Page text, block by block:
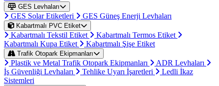
GES Levhaları
GES Solar Etiketleri GES Güneş Enerji Levhaları
Kabartmalı PVC Etiket
Kabartmalı Tekstil Etiket
Kabartmalı Termos Etiket
Kabartmalı Kupa Etiket
Kabartmalı Şişe Etiket
Trafik Otopark Ekipmanları
Plastik ve Metal Trafik Otopark Ekipmanları
ADR Levhaları
İş Güvenliği Levhaları
Tehlike Uyarı İşaretleri
Ledli İkaz
Sistemleri